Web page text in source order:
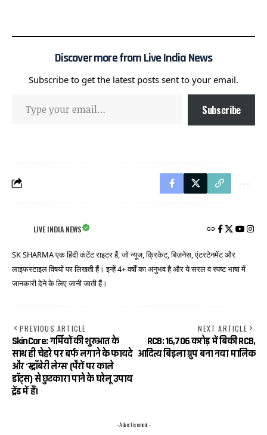
Discover more from Live India News
Subscribe to get the latest posts sent to your email.
Subscribe
LIVE INDIA NEWS
SK SHARMA एक हिंदी कंटेंट राइटर हैं, जो न्यूज, क्रिकेट, बिज़नेस, एंटरटेनमेंट और
लाइफस्टाइल विषयों पर लिखती हैं। इन्हें 4+ वर्षों का अनुभव है और ये सरल व स्पष्ट भाषा में
जानकारी देने के लिए जानी जाती हैं।
PREVIOUS ARTICLE
SkinCare: गर्मियों की शुरुआत के
साथ ही चेहरे पर बर्फ लगाने के फायदे
और ‘स्ट्रॉबेरी लेग्स’ (पैरों पर काले
डॉट्स) से छुटकारा पाने के घरेलू उपाय
ट्रेंड में हैं।
NEXT ARTICLE
RCB: ₹16,706 करोड़ में बिकी RCB,
आदित्य बिड़ला ग्रुप बना नया मालिक
- Advertisement -